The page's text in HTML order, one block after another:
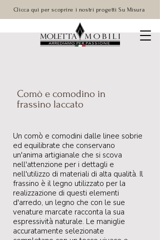
Clicca qui per scoprire i nostri progetti Su Misura
Comò e comodino in
frassino laccato
Un comò e comodini dalle linee sobrie
ed equilibrate che conservano
un'anima artigianale che si scova
nell'attenzione per i dettagli e
nell'utilizzo di materiali di alta qualità. Il
frassino è il legno utilizzato per la
realizzazione di questi elementi
d'arredo, un legno che con le sue
venature marcate racconta la sua
espressività naturale. Le maniglie
accuratamente selezionate